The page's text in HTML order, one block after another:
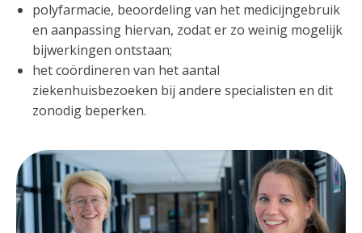
polyfarmacie, beoordeling van het medicijngebruik
en aanpassing hiervan, zodat er zo weinig mogelijk
bijwerkingen ontstaan;
het coördineren van het aantal
ziekenhuisbezoeken bij andere specialisten en dit
zonodig beperken.